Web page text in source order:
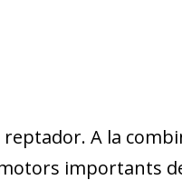
A la
importants